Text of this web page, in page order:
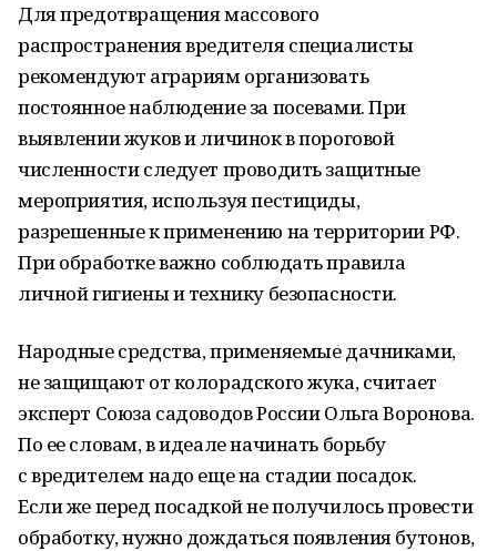
Для предотвращения массового
распространения вредителя специалисты
рекомендуют аграриям организовать
постоянное наблюдение за посевами. При
выявлении жуков и личинок в пороговой
численности следует проводить защитные
мероприятия, используя пестициды,
разрешенные к применению на территории РФ.
При обработке важно соблюдать правила
личной гигиены и технику безопасности.
Народные средства, применяемые дачниками,
не защищают от колорадского жука, считает
эксперт Союза садоводов России Ольга Воронова.
По ее словам, в идеале начинать борьбу
с вредителем надо еще на стадии посадок.
Если же перед посадкой не получилось провести
обработку, нужно дождаться появления бутонов,